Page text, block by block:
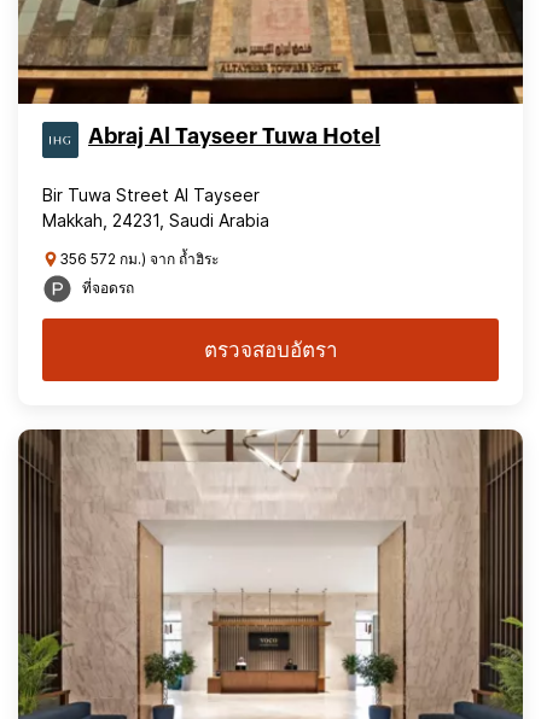
Abraj Al Tayseer Tuwa Hotel
Bir Tuwa Street Al Tayseer
Makkah, 24231, Saudi Arabia
356 572 กม.) จาก ถ้ำฮิระ
ที่จอดรถ
ตรวจสอบอัตรา